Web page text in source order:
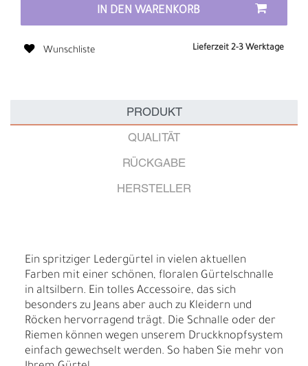
IN DEN WARENKORB
Wunschliste Lieferzeit 2-3 Werktage
PRODUKT
QUALITÄT
RÜCKGABE
HERSTELLER
Ein spritziger Ledergürtel in vielen aktuellen
Farben mit einer schönen, floralen Gürtelschnalle
in altsilbern. Ein tolles Accessoire, das sich
besonders zu Jeans aber auch zu Kleidern und
Röcken hervorragend trägt. Die Schnalle oder der
Riemen können wegen unserem Druckknopfsystem
einfach gewechselt werden. So haben Sie mehr von